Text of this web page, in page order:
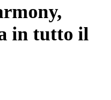
in tutto il